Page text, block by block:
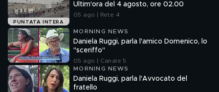
PUNTATA INTERA
Ultim'ora del 4 agosto, ore 02.00
05 ago | Rete 4
MORNING NEWS
Daniela Ruggi, parla l'amico Domenico, lo
"sceriffo"
05 ago | Canale 5
MORNING NEWS
Daniela Ruggi, parla l'Avvocato del
fratello